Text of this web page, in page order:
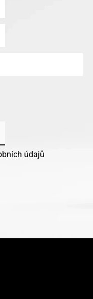
údajů